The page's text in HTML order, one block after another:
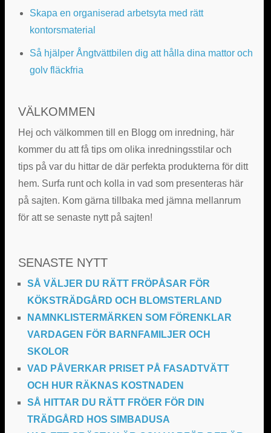
Skapa en organiserad arbetsyta med rätt
kontorsmaterial
Så hjälper Ångtvättbilen dig att hålla dina mattor och
golv fläckfria
VÄLKOMMEN
Hej och välkommen till en Blogg om inredning, här
kommer du att få tips om olika inredningsstilar och
tips på var du hittar de där perfekta produkterna för ditt
hem. Surfa runt och kolla in vad som presenteras här
på sajten. Kom gärna tillbaka med jämna mellanrum
för att se senaste nytt på sajten!
SENASTE NYTT
SÅ VÄLJER DU RÄTT FRÖPÅSAR FÖR
KÖKSTRÄDGÅRD OCH BLOMSTERLAND
NAMNKLISTERMÄRKEN SOM FÖRENKLAR
VARDAGEN FÖR BARNFAMILJER OCH
SKOLOR
VAD PÅVERKAR PRISET PÅ FASADTVÄTT
OCH HUR RÄKNAS KOSTNADEN
SÅ HITTAR DU RÄTT FRÖER FÖR DIN
TRÄDGÅRD HOS SIMBADUSA